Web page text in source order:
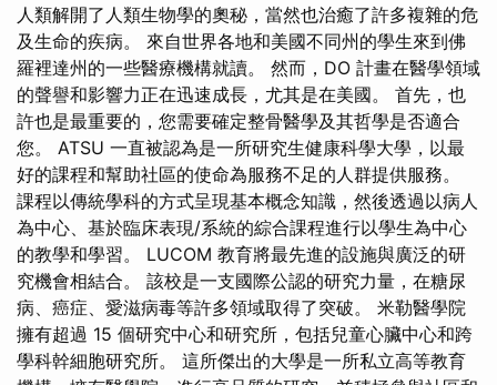
人類解開了人類生物學的奧秘，當然也治癒了許多複雜的危
及生命的疾病。 來自世界各地和美國不同州的學生來到佛
羅裡達州的一些醫療機構就讀。 然而，DO 計畫在醫學領域
的聲譽和影響力正在迅速成長，尤其是在美國。 首先，也
許也是最重要的，您需要確定整骨醫學及其哲學是否適合
您。 ATSU 一直被認為是一所研究生健康科學大學，以最
好的課程和幫助社區的使命為服務不足的人群提供服務。
課程以傳統學科的方式呈現基本概念知識，然後透過以病人
為中心、基於臨床表現/系統的綜合課程進行以學生為中心
的教學和學習。 LUCOM 教育將最先進的設施與廣泛的研
究機會相結合。 該校是一支國際公認的研究力量，在糖尿
病、癌症、愛滋病毒等許多領域取得了突破。 米勒醫學院
擁有超過 15 個研究中心和研究所，包括兒童心臟中心和跨
學科幹細胞研究所。 這所傑出的大學是一所私立高等教育